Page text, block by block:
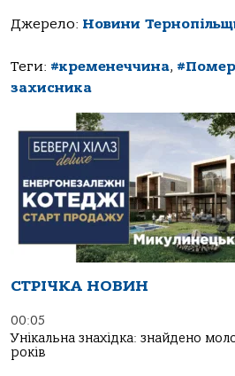
Джерело: Новини
Теги: #кременеччина, #Помер
захисника
СТРІЧКА НОВИН
00:05
Унікальна знахідка: знайдено
років